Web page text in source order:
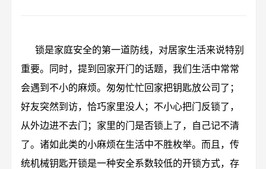
锁是家庭安全的第一道防线，对居家生活来说特别
重要。同时，提到回家开门的话题，我们生活中常常
会遇到不小的麻烦。匆匆忙忙回家把钥匙放公司了；
好友突然到访，恰巧家里没人；不小心把门反锁了，
从外边进不去门；家里的门是否锁上了，自己记不清
了。诸如此类的小麻烦在生活中不胜枚举。而且，传
统机械钥匙开锁是一种安全系数较低的开锁方式，存